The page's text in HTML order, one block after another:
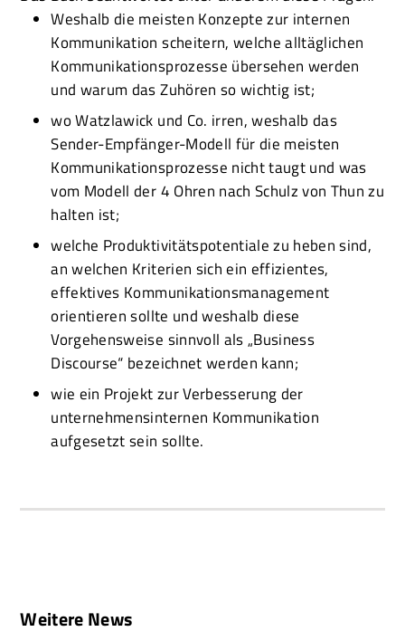
Weshalb die meisten Konzepte zur internen
Kommunikation scheitern, welche alltäglichen
Kommunikationsprozesse übersehen werden
und warum das Zuhören so wichtig ist;
wo Watzlawick und Co. irren, weshalb das
Sender-Empfänger-Modell für die meisten
Kommunikationsprozesse nicht taugt und was
vom Modell der 4 Ohren nach Schulz von Thun zu
halten ist;
welche Produktivitätspotentiale zu heben sind,
an welchen Kriterien sich ein effizientes,
effektives Kommunikationsmanagement
orientieren sollte und weshalb diese
Vorgehensweise sinnvoll als „Business
Discourse“ bezeichnet werden kann;
wie ein Projekt zur Verbesserung der
unternehmensinternen Kommunikation
aufgesetzt sein sollte.
Weitere News